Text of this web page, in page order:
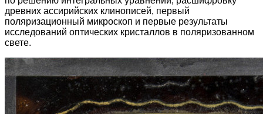
древних ассирийских клинописей, первый
поляризационный микроскоп и первые результаты
исследований оптических кристаллов в поляризованном
свете.